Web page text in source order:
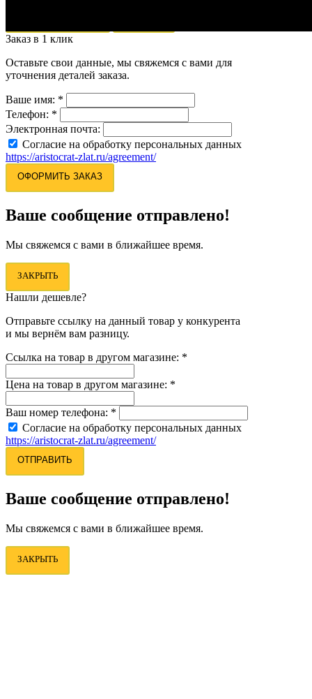
Заказ в 1 клик
Оставьте свои данные, мы свяжемся с вами для
уточнения деталей заказа.
Ваше имя: *
Телефон: *
Электронная почта:
Согласие на обработку персональных данных
https://aristocrat-zlat.ru/agreement/
ОФОРМИТЬ ЗАКАЗ
Ваше сообщение отправлено!
Мы свяжемся с вами в ближайшее время.
ЗАКРЫТЬ
Нашли дешевле?
Отправьте ссылку на данный товар у конкурента
и мы вернём вам разницу.
Ссылка на товар в другом магазине: *
Цена на товар в другом магазине: *
Ваш номер телефона: *
Согласие на обработку персональных данных
https://aristocrat-zlat.ru/agreement/
ОТПРАВИТЬ
Ваше сообщение отправлено!
Мы свяжемся с вами в ближайшее время.
ЗАКРЫТЬ